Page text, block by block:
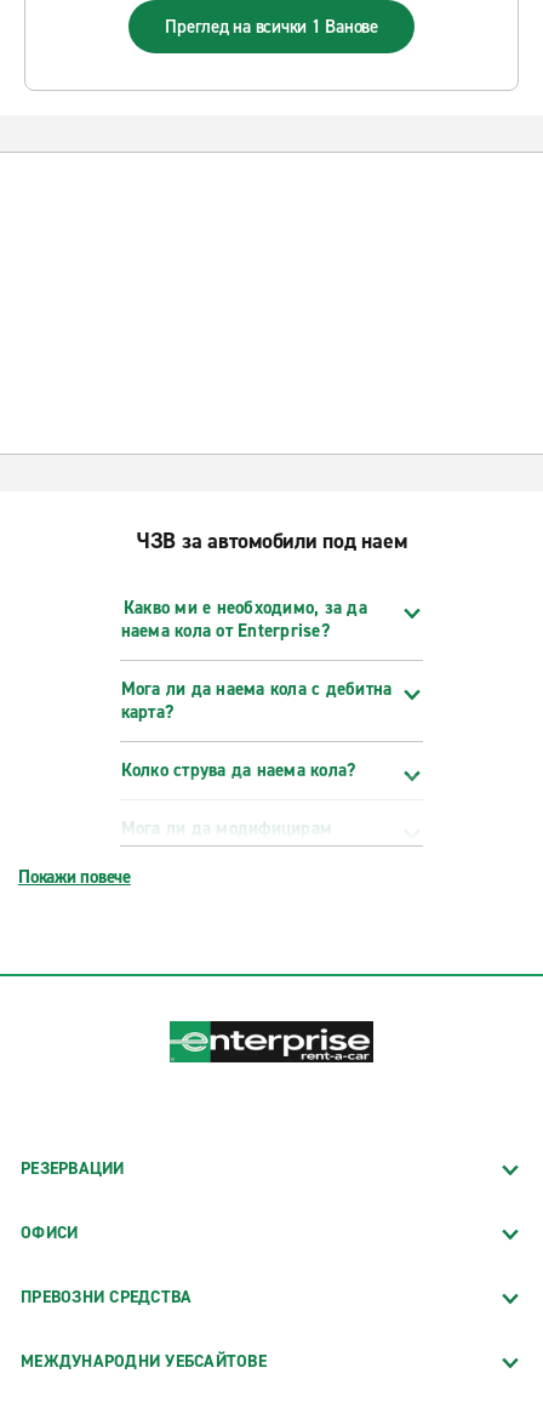
Преглед на всички 1 Ванове
ЧЗВ за автомобили под наем
Какво ми е необходимо, за да
наема кола от Enterprise?
Мога ли да наема кола с дебитна
карта?
Колко струва да наема кола?
Мога ли да модифицирам
удължа или откажа резервацията
си?
Покажи повече
РЕЗЕРВАЦИИ
ОФИСИ
ПРЕВОЗНИ СРЕДСТВА
МЕЖДУНАРОДНИ УЕБСАЙТОВЕ